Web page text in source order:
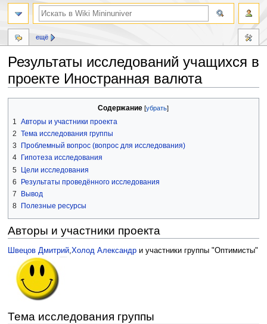
Результаты исследований учащихся в
проекте Иностранная валюта
навигации
поиску
Содержание
1
Авторы и участники проекта
2 Тема исследования группы
3
Проблемный вопрос (вопрос для исследования)
4
Гипотеза исследования
5 Цели исследования
6
Результаты проведённого исследования
7
Вывод
8
Полезные ресурсы
Авторы и участники проекта
Швецов Дмитрий,Холод Александри участники группы "Оптимисты"
Тема исследования группы
ещё